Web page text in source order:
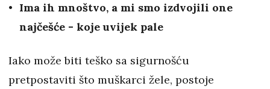
Ima ih mnoštvo, a mi smo izdvojili one
najčešće - koje uvijek pale
Iako može biti teško sa sigurnošću
pretpostaviti što muškarci žele, postoje